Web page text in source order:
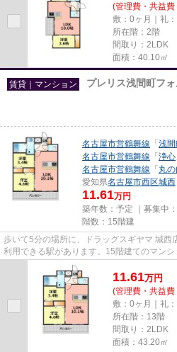
(管理費・共益
敷：0ヶ月｜礼
所在階：2階
間取り：2LDK
面積：40.10㎡
賃貸｜マンション プレリス浅間町フォ
名古屋市営鶴舞線 「 浅
名古屋市営鶴舞線 「 浄心
名古屋市営鶴舞線 「 丸の
愛知県名古屋市西区城西
11.61万円
築年数：予定 ｜募集中：
階数：15階建
歩いて5分の場所に、ドラッグスギヤマ 城西
利用できる駅があります。15階建てのマン
外観と洗練された設計の内装...
11.61万円
(管理費・共益
敷：0ヶ月｜礼
所在階：13階
間取り：2LDK
面積：43.20㎡